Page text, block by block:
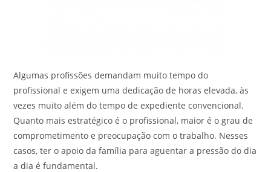
Algumas profissões demandam muito tempo do
profissional e exigem uma dedicação de horas elevada, às
vezes muito além do tempo de expediente convencional.
Quanto mais estratégico é o profissional, maior é o grau de
comprometimento e preocupação com o trabalho. Nesses
casos, ter o apoio da família para aguentar a pressão do dia
a dia é fundamental.